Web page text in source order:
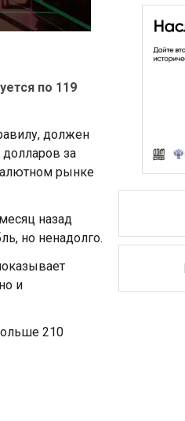
по 119
должен
за
рынке
назад
но ненадолго.
и
210